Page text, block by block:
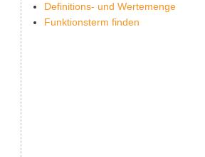
Definitions- und Wertemenge
Funktionsterm finden